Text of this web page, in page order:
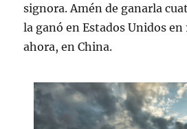
signora. Amén de ganarla
la ganó en Estados Unidos
ahora, en China.